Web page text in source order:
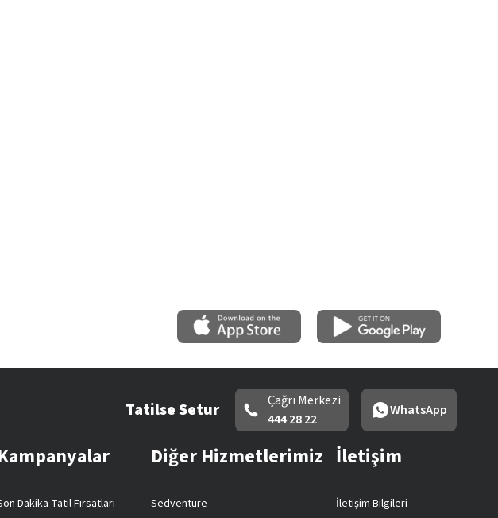
Tatilse Setur
Çağrı Merkezi
444 28 22
WhatsApp
Dakika Tatil Fırsatları
Diğer Hizmetlerimiz
Sedventure
İletişim
İletişim Bilgileri